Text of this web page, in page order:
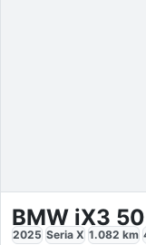
BMW iX3
2025 Seria X 1.082 km